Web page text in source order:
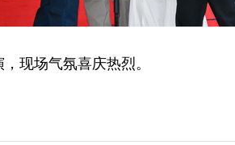
现场气氛喜庆热烈。